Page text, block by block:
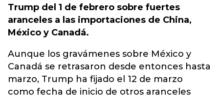
Trump del 1 de febrero sobre fuertes
aranceles a las importaciones de China,
México y Canadá.
Aunque los gravámenes sobre México y
Canadá se retrasaron desde entonces hasta
marzo, Trump ha fijado el 12 de marzo
como fecha de inicio de otros aranceles